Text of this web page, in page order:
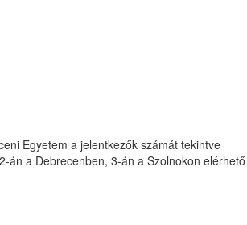
Egyetem a jelentkezők számát tekintve
án a Debrecenben, 3-án a Szolnokon elérhető